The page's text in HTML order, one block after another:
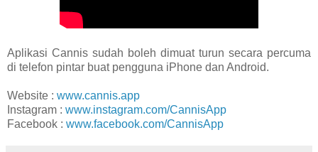
Aplikasi Cannis sudah boleh dimuat turun secara percuma
di telefon pintar buat pengguna iPhone dan Android.
Website : www.cannis.app
Instagram : www.instagram.com/CannisApp
Facebook : www.facebook.com/CannisApp